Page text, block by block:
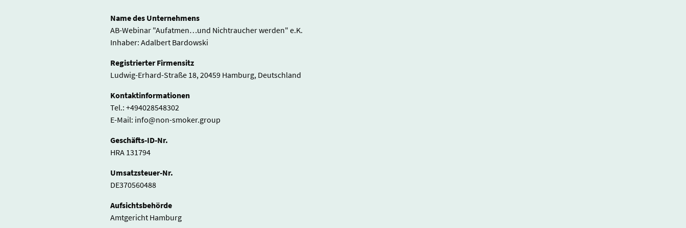
Name des Unternehmens
AB-Webinar "Aufatmen…und Nichtraucher werden" e.K.
Inhaber: Adalbert Bardowski
Registrierter Firmensitz
Ludwig-Erhard-Straße 18, 20459 Hamburg, Deutschland
Kontaktinformationen
Tel.: +494028548302
E-Mail: info@non-smoker.group
Geschäfts-ID-Nr.
HRA 131794
Umsatzsteuer-Nr.
DE370560488
Aufsichtsbehörde
Amtgericht Hamburg